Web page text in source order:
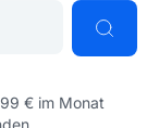
€ im Monat